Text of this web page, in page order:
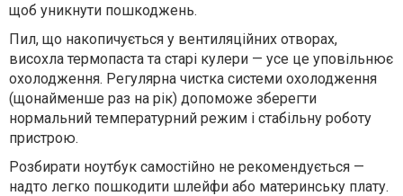
щоб уникнути пошкоджень.
Пил, що накопичується у вентиляційних отворах,
висохла термопаста та старі кулери — усе це уповільнює
охолодження. Регулярна чистка системи охолодження
(щонайменше раз на рік) допоможе зберегти
нормальний температурний режим і стабільну роботу
пристрою.
Розбирати ноутбук самостійно не рекомендується —
надто легко пошкодити шлейфи або материнську плату.